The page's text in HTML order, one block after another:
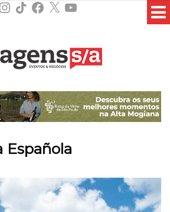
Instagram
TikTokFacebook
X YouTube
Española